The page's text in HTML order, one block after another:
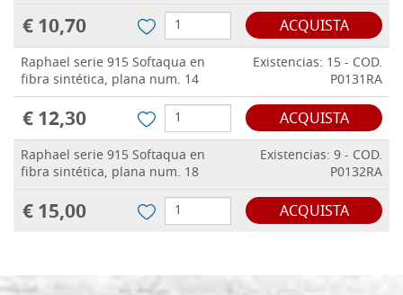
€ 10,70 ACQUISTA
Raphael serie 915 Softaqua en
fibra sintética, plana num. 14
Existencias: 15 - COD.
P0131RA
€ 12,30 ACQUISTA
Raphael serie 915 Softaqua en
fibra sintética, plana num. 18
Existencias: 9 - COD.
P0132RA
€ 15,00 ACQUISTA